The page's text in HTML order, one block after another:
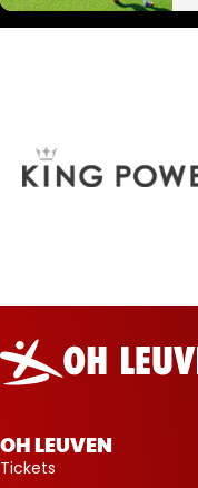
Oud-
Heverlee
Leuven
OH LEUVEN
Tickets